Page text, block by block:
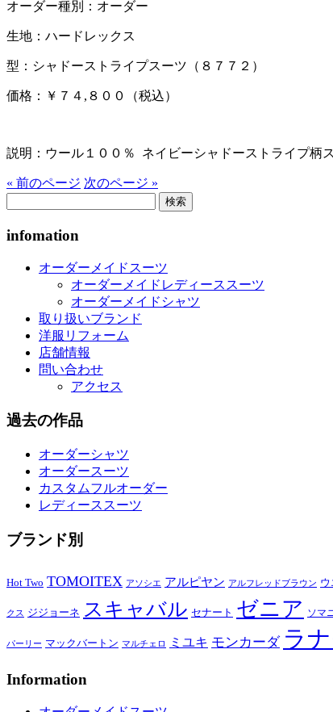
オーダー種別：オーダー
生地：ハードレックス
型：シャドーストライプスーツ（８７７２）
価格：￥７４,８００（税込）
説明：ウール１００％ ネイビーシャドーストライプ柄
« 前のページ 次のページ »
infomation
オーダーメイドスーツ
オーダーメイドレディーススーツ
オーダーメイドシャツ
取り扱いブランド
洋服リフォーム
店舗情報
問い合わせ
アクセス
過去の作品
オーダーシャツ
オーダースーツ
カスタムフルオーダー
レディーススーツ
ブランド別
Hot Two TOMOITEX アソシエ アルピヤン アルフレッドブラウン
クス ジジョーネ スキャバル セナート ゼニア ソマ
パーリー マックバートン マルチェロ ミユキ モンカーダ ラ
Information